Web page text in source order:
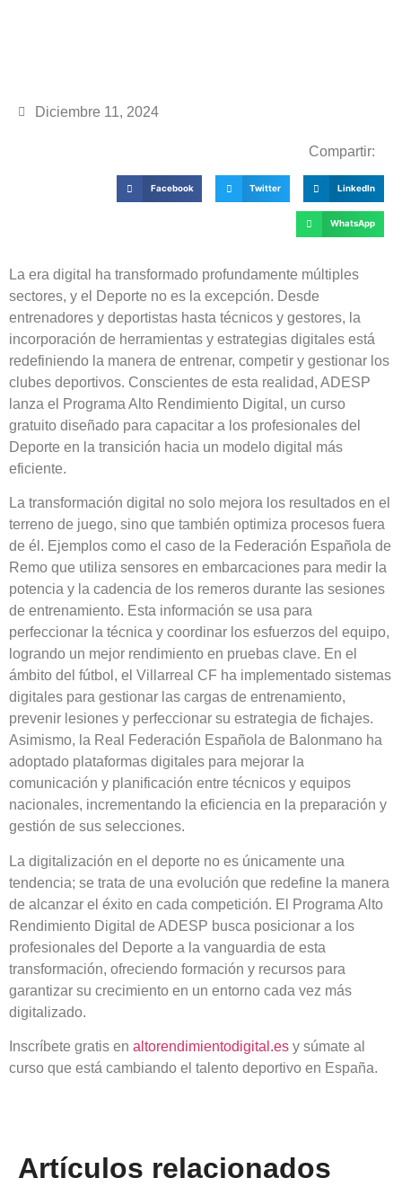
Diciembre 11, 2024
Compartir:
Facebook Twitter LinkedIn
WhatsApp
La era digital ha transformado profundamente múltiples
sectores, y el Deporte no es la excepción. Desde
entrenadores y deportistas hasta técnicos y gestores, la
incorporación de herramientas y estrategias digitales está
redefiniendo la manera de entrenar, competir y gestionar los
clubes deportivos. Conscientes de esta realidad, ADESP
lanza el Programa Alto Rendimiento Digital, un curso
gratuito diseñado para capacitar a los profesionales del
Deporte en la transición hacia un modelo digital más
eficiente.
La transformación digital no solo mejora los resultados en el
terreno de juego, sino que también optimiza procesos fuera
de él. Ejemplos como el caso de la Federación Española de
Remo que utiliza sensores en embarcaciones para medir la
potencia y la cadencia de los remeros durante las sesiones
de entrenamiento. Esta información se usa para
perfeccionar la técnica y coordinar los esfuerzos del equipo,
logrando un mejor rendimiento en pruebas clave. En el
ámbito del fútbol, el Villarreal CF ha implementado sistemas
digitales para gestionar las cargas de entrenamiento,
prevenir lesiones y perfeccionar su estrategia de fichajes.
Asimismo, la Real Federación Española de Balonmano ha
adoptado plataformas digitales para mejorar la
comunicación y planificación entre técnicos y equipos
nacionales, incrementando la eficiencia en la preparación y
gestión de sus selecciones.
La digitalización en el deporte no es únicamente una
tendencia; se trata de una evolución que redefine la manera
de alcanzar el éxito en cada competición. El Programa Alto
Rendimiento Digital de ADESP busca posicionar a los
profesionales del Deporte a la vanguardia de esta
transformación, ofreciendo formación y recursos para
garantizar su crecimiento en un entorno cada vez más
digitalizado.
Inscríbete gratis en altorendimientodigital.es y súmate al
curso que está cambiando el talento deportivo en España.
Artículos relacionados